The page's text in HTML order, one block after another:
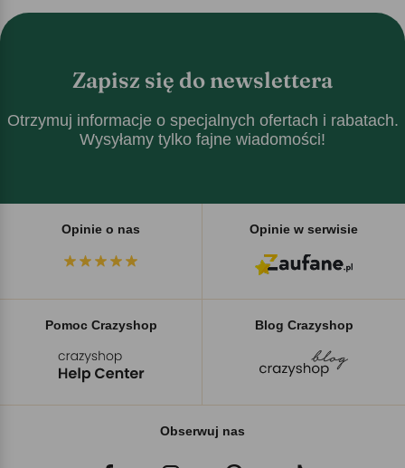
Zapisz się do newslettera
Otrzymuj informacje o specjalnych ofertach i rabatach.
Wysyłamy tylko fajne wiadomości!
Opinie o nas Opinie w serwisie
Pomoc Crazyshop Blog Crazyshop
Obserwuj nas